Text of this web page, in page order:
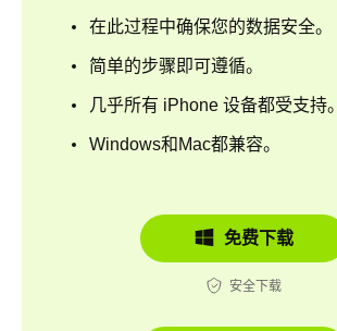
在此过程中确保您的数据安全。
简单的步骤即可遵循。
几乎所有 iPhone 设备都受支持。
Windows和Mac都兼容。
免费下载
安全下载